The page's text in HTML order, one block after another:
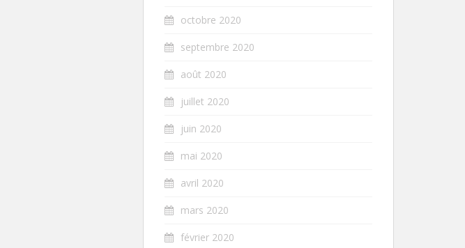
octobre 2020
septembre 2020
août 2020
juillet 2020
juin 2020
mai 2020
avril 2020
mars 2020
février 2020